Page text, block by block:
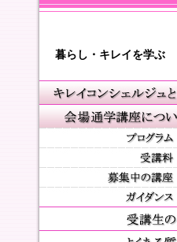
暮らし・キレイを学ぶ